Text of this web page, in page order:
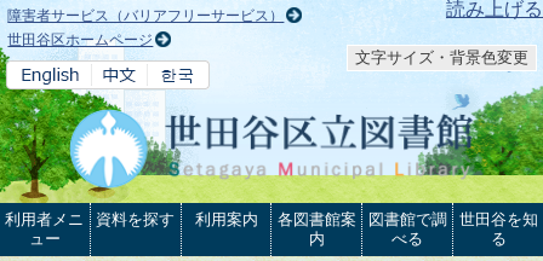
本文へ 読み上げる
障害者サービス（バリアフリーサービス）
世田谷区ホームページ
文字サイズ・背景色変更
利用者メニ
ュー
資料を探す 利用案内
各図書館案
内
図書館で調
べる
世田谷を知
る